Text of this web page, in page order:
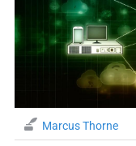
Marcus Thorne